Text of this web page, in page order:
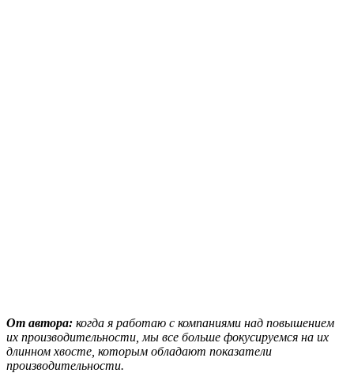
От автора: когда я работаю с компаниями над повышением
их производительности, мы все больше фокусируемся на их
длинном хвосте, которым обладают показатели
производительности.